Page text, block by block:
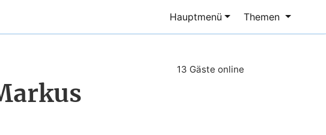
Hauptmenü Themen
13 Gäste online